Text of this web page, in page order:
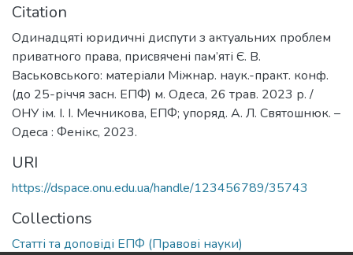
Citation
Одинадцяті юридичні диспути з актуальних проблем
приватного права, присвячені пам’яті Є. В.
Васьковського: матеріали Міжнар. наук.-практ. конф.
(до 25-річчя засн. ЕПФ) м. Одеса, 26 трав. 2023 р. /
ОНУ ім. І. І. Мечникова, ЕПФ; упоряд. А. Л. Святошнюк. –
Одеса : Фенікс, 2023.
URI
https://dspace.onu.edu.ua/handle/123456789/35743
Collections
Статті та доповіді ЕПФ (Правові науки)